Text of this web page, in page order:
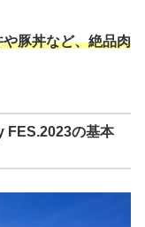
豚丼など、絶品肉
FES.2023の基本